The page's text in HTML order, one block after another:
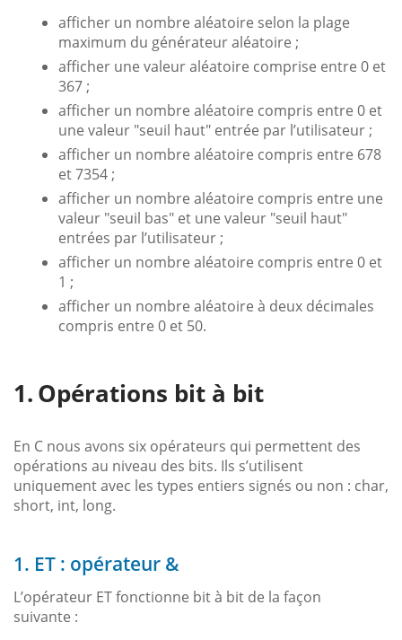
afficher un nombre aléatoire selon la plage
maximum du générateur aléatoire ;
afficher une valeur aléatoire comprise entre 0 et
367 ;
afficher un nombre aléatoire compris entre 0 et
une valeur "seuil haut" entrée par l’utilisateur ;
afficher un nombre aléatoire compris entre 678
et 7354 ;
afficher un nombre aléatoire compris entre une
valeur "seuil bas" et une valeur "seuil haut"
entrées par l’utilisateur ;
afficher un nombre aléatoire compris entre 0 et
1 ;
afficher un nombre aléatoire à deux décimales
compris entre 0 et 50.
Opérations bit à bit
En C nous avons six opérateurs qui permettent des
opérations au niveau des bits. Ils s’utilisent
uniquement avec les types entiers signés ou non : char,
short, int, long.
1. ET : opérateur &
L’opérateur ET fonctionne bit à bit de la façon
suivante :